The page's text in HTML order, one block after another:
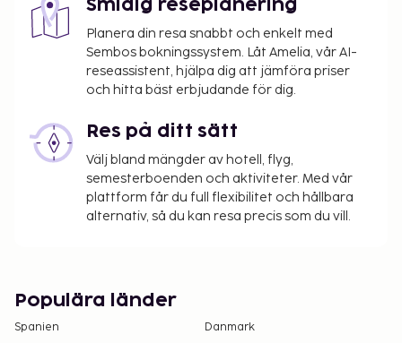
Smidig reseplanering
Planera din resa snabbt och enkelt med
Sembos bokningssystem. Låt Amelia, vår AI-
reseassistent, hjälpa dig att jämföra priser
och hitta bäst erbjudande för dig.
Res på ditt sätt
Välj bland mängder av hotell, flyg,
semesterboenden och aktiviteter. Med vår
plattform får du full flexibilitet och hållbara
alternativ, så du kan resa precis som du vill.
Populära länder
Spanien
Danmark